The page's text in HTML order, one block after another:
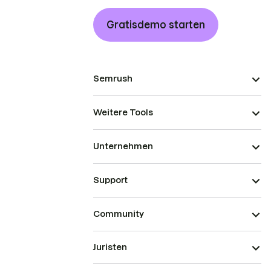
Gratisdemo starten
Semrush
Weitere Tools
Unternehmen
Support
Community
Juristen